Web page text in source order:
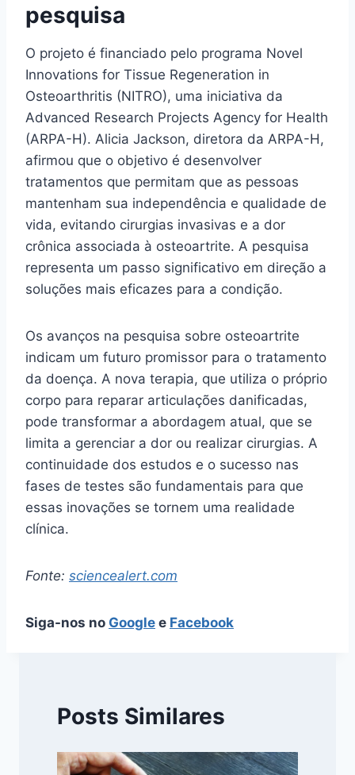
pesquisa
O projeto é financiado pelo programa Novel
Innovations for Tissue Regeneration in
Osteoarthritis (NITRO), uma iniciativa da
Advanced Research Projects Agency for Health
(ARPA-H). Alicia Jackson, diretora da ARPA-H,
afirmou que o objetivo é desenvolver
tratamentos que permitam que as pessoas
mantenham sua independência e qualidade de
vida, evitando cirurgias invasivas e a dor
crônica associada à osteoartrite. A pesquisa
representa um passo significativo em direção a
soluções mais eficazes para a condição.
Os avanços na pesquisa sobre osteoartrite
indicam um futuro promissor para o tratamento
da doença. A nova terapia, que utiliza o próprio
corpo para reparar articulações danificadas,
pode transformar a abordagem atual, que se
limita a gerenciar a dor ou realizar cirurgias. A
continuidade dos estudos e o sucesso nas
fases de testes são fundamentais para que
essas inovações se tornem uma realidade
clínica.
Fonte: sciencealert.com
Siga-nos no Google e Facebook
Posts Similares